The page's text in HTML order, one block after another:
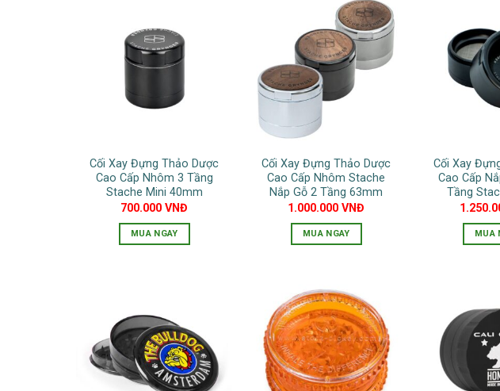
có
nhiều
biến
thể.
tùy
được
chọn
trên
trang
sản
Cối Xay Đựng Thảo Dược
Cao Cấp Nhôm 3 Tầng
Stache Mini 40mm
700.000VNĐ
MUA NGAY
Cối Xay Đựng Thảo Dược
Cao Cấp Nhôm Stache
Nắp Gỗ 2 Tầng 63mm
1.000.000VNĐ
MUA NGAY
này
có
nhiều
biến
thể.
Các
Cối Xay
Cao Cấp
Tầng
MUA